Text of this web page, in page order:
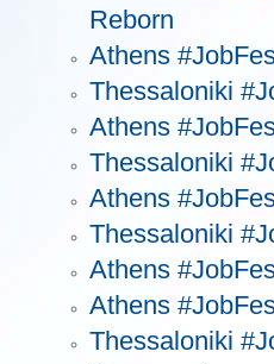
Reborn
Athens
Thessaloniki
Athens
Thessaloniki
Athens
Τhessaloniki
Athens
Athens
Thessaloniki